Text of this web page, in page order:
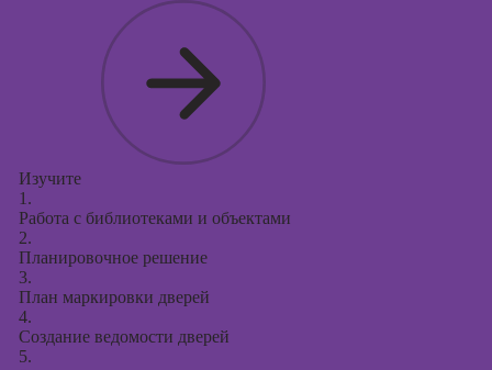
Изучите
1.
Работа с библиотеками и объектами
2.
Планировочное решение
3.
План маркировки дверей
4.
Создание ведомости дверей
5.